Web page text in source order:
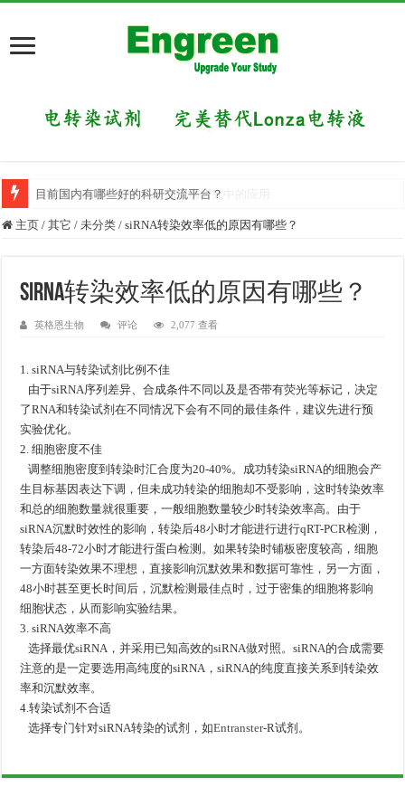
英格恩产品在一些常见肺部疾病研究中的应用
目前国内有哪些好的科研交流平台？
主页 / 其它 / 未分类 / siRNA转染效率低的原因有哪些？
siRNA转染效率低的原因有哪些？
英格恩生物 评论 2,077 查看
1. siRNA与转染试剂比例不佳
由于siRNA序列差异、合成条件不同以及是否带有荧光等标记，决定
了RNA和转染试剂在不同情况下会有不同的最佳条件，建议先进行预
实验优化。
2. 细胞密度不佳
调整细胞密度到转染时汇合度为20-40%。成功转染siRNA的细胞会产
生目标基因表达下调，但未成功转染的细胞却不受影响，这时转染效率
和总的细胞数量就很重要，一般细胞数量较少时转染效率高。由于
siRNA沉默时效性的影响，转染后48小时才能进行进行qRT-PCR检测，
转染后48-72小时才能进行蛋白检测。如果转染时铺板密度较高，细胞
一方面转染效果不理想，直接影响沉默效果和数据可靠性，另一方面，
48小时甚至更长时间后，沉默检测最佳点时，过于密集的细胞将影响
细胞状态，从而影响实验结果。
3. siRNA效率不高
选择最优siRNA，并采用已知高效的siRNA做对照。siRNA的合成需要
注意的是一定要选用高纯度的siRNA，siRNA的纯度直接关系到转染效
率和沉默效率。
4.转染试剂不合适
选择专门针对siRNA转染的试剂，如Entranster-R试剂。